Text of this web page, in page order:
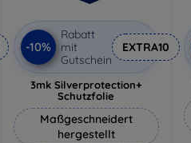
-10%
Rabatt
mit
Gutschein
EXTRA10
3mk Silverprotection+
Schutzfolie
Maßgeschneidert
hergestellt